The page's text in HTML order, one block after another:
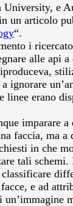
e
un articolo
“.
i
alle api
ignorare
linee erano
imparare a
faccia, ma a
in che
tali
classificare
e ad
un’immagine